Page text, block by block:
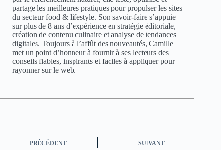
partage les meilleures pratiques pour propulser les sites
du secteur food & lifestyle. Son savoir-faire s’appuie
sur plus de 8 ans d’expérience en stratégie éditoriale,
création de contenu culinaire et analyse de tendances
digitales. Toujours à l’affût des nouveautés, Camille
met un point d’honneur à fournir à ses lecteurs des
conseils fiables, inspirants et faciles à appliquer pour
rayonner sur le web.
PRÉCÉDENT SUIVANT